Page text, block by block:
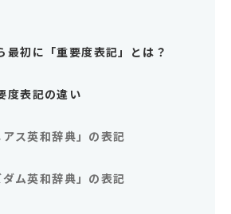
最初に「重要度表記」とは？
度表記の違い
アス英和辞典」の表記
ダム英和辞典」の表記